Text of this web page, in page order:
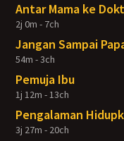
Antar Mama ke
2j 0m - 7ch
Jangan Sampai
54m - 3ch
Pemuja Ibu
1j 12m - 13ch
Pengalaman
3j 27m - 20ch